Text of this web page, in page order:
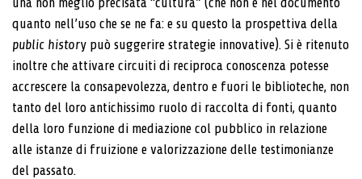
quanto nell’uso che se ne fa: e su questo la prospettiva della
public history può suggerire strategie innovative). Si è ritenuto
inoltre che attivare circuiti di reciproca conoscenza potesse
accrescere la consapevolezza, dentro e fuori le biblioteche, non
tanto del loro antichissimo ruolo di raccolta di fonti, quanto
della loro funzione di mediazione col pubblico in relazione
alle istanze di fruizione e valorizzazione delle testimonianze
del passato.